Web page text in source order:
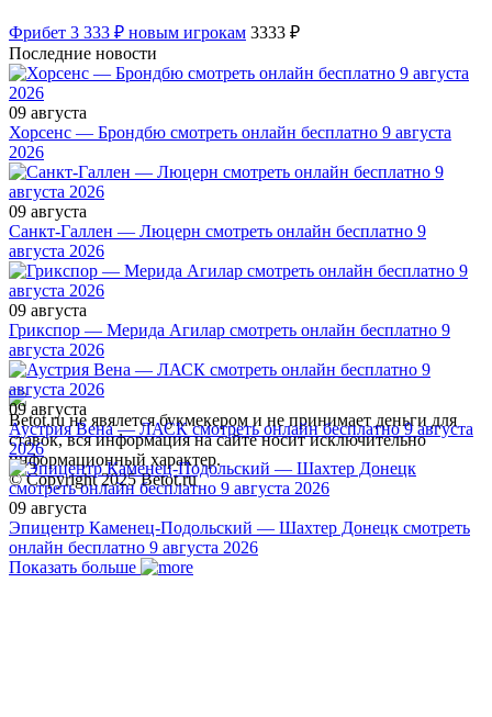
Фрибет 3 333 ₽ новым игрокам 3333 ₽
Последние новости
09 августа
Хорсенс — Брондбю смотреть онлайн бесплатно 9 августа
2026
09 августа
Санкт-Галлен — Люцерн смотреть онлайн бесплатно 9
августа 2026
09 августа
Грикспор — Мерида Агилар смотреть онлайн бесплатно 9
августа 2026
09 августа
Аустрия Вена — ЛАСК смотреть онлайн бесплатно 9 августа
2026
09 августа
Эпицентр Каменец-Подольский — Шахтер Донецк смотреть
онлайн бесплатно 9 августа 2026
Показать больше
Betot.ru не явялется букмекером и не принимает деньги для
ставок, вся информация на сайте носит исключительно
информационный характер.
© Copyright 2025 Betot.ru